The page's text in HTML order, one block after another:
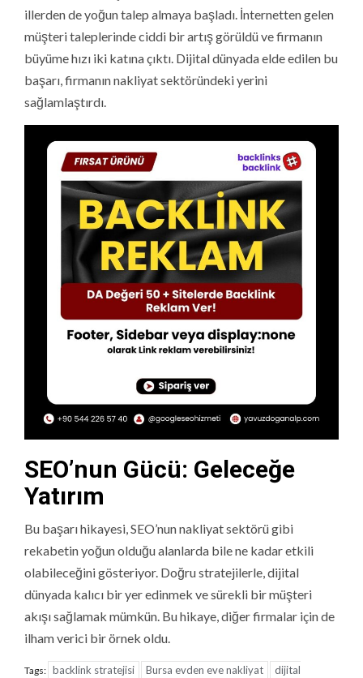
illerden de yoğun talep almaya başladı. İnternetten gelen
müşteri taleplerinde ciddi bir artış görüldü ve firmanın
büyüme hızı iki katına çıktı. Dijital dünyada elde edilen bu
başarı, firmanın nakliyat sektöründeki yerini
sağlamlaştırdı.
SEO’nun Gücü: Geleceğe
Yatırım
Bu başarı hikayesi, SEO’nun nakliyat sektörü gibi
rekabetin yoğun olduğu alanlarda bile ne kadar etkili
olabileceğini gösteriyor. Doğru stratejilerle, dijital
dünyada kalıcı bir yer edinmek ve sürekli bir müşteri
akışı sağlamak mümkün. Bu hikaye, diğer firmalar için de
ilham verici bir örnek oldu.
Tags: backlink stratejisi Bursa evden eve nakliyat
dijital